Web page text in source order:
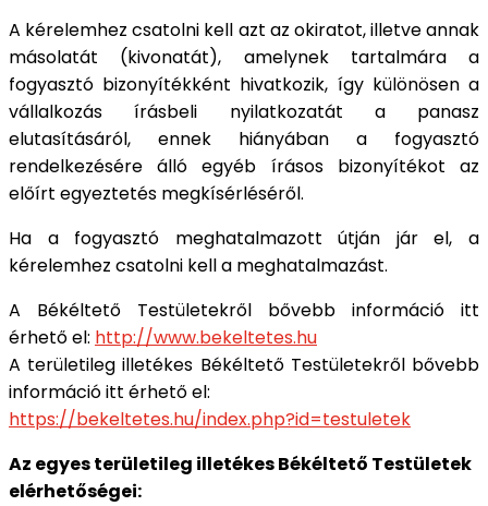
A kérelemhez csatolni kell azt az okiratot, illetve annak
másolatát (kivonatát), amelynek tartalmára a
fogyasztó bizonyítékként hivatkozik, így különösen a
vállalkozás írásbeli nyilatkozatát a panasz
elutasításáról, ennek hiányában a fogyasztó
rendelkezésére álló egyéb írásos bizonyítékot az
előírt egyeztetés megkísérléséről.
Ha a fogyasztó meghatalmazott útján jár el, a
kérelemhez csatolni kell a meghatalmazást.
A Békéltető Testületekről bővebb információ itt
érhető el: http://www.bekeltetes.hu
A területileg illetékes Békéltető Testületekről bővebb
információ itt érhető el:
https://bekeltetes.hu/index.php?id=testuletek
Az egyes területileg illetékes Békéltető Testületek
elérhetőségei: